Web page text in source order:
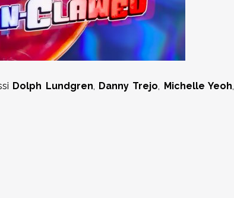
Dolph Lundgren, Danny Trejo, Michelle Yeoh,